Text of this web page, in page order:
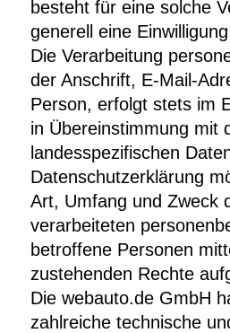
besteht für eine solche
generell eine
Die Verarbeitung
der Anschrift, E-Mail-
Person, erfolgt stets im
in Übereinstimmung mit
landesspezifischen
Datenschutzerklärung
Art, Umfang und Zweck
verarbeiteten
betroffene Personen
zustehenden Rechte
Die webauto.de GmbH
zahlreiche technische